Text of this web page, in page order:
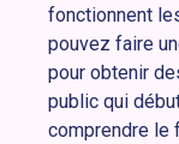
fonctionnent
pouvez faire
pour obtenir
public qui
comprendre le